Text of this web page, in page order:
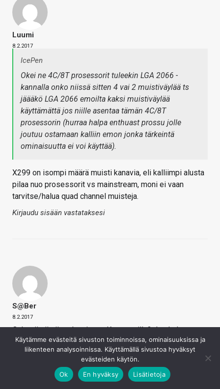
Luumi
8.2.2017
IcePen
Okei ne 4C/8T prosessorit tuleekin LGA 2066 -
kannalla onko niissä sitten 4 vai 2 muistiväylää ts
jäääkö LGA 2066 emoilta kaksi muistiväylää
käyttämättä jos niille asentaa tämän 4C/8T
prosessorin (hurraa halpa enthuast prossu jolle
joutuu ostamaan kalliin emon jonka tärkeintä
ominaisuutta ei voi käyttää).
X299 on isompi määrä muisti kanavia, eli kalliimpi alusta
pilaa nuo prosessorit vs mainstream, moni ei vaan
tarvitse/halua quad channel muisteja.
Kirjaudu sisään vastataksesi
S@ber
8.2.2017
Onko tämä siis tulevaisuus K prossuilla? Jos haluat
kerroinlukottoman niin täytyy ostaa kalliimpi emo.
Poikkeuksena K mallin i3, jos sillä luulee pärjäävänsä.
Ehkä Inteliltä on tulossa AMDn tapaan automaaginen
kellotus myös lukittuihin prossuihin. Siten lukottomat
Käytämme evästeitä sivuston toiminnoissa, ominaisuuksissa ja
liikenteen analysoinnissa. Käyttämällä sivustoa hyväksyt
evästeiden käytön.
Ok
En hyväksy Lisätietoja